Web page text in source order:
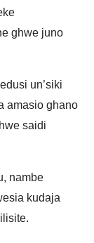
ghwe juno
un’siki
amasio ghano
saidi
nambe
kudaja